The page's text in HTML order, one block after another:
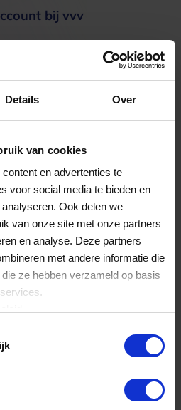
Details Over
van cookies
en advertenties te
voor social media te bieden en
Ook delen we
van onze site met onze partners
en analyse. Deze partners
met andere informatie die
ze hebben verzameld op basis
bij vvv
registreren